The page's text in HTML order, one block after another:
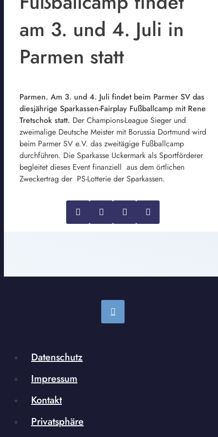
am 3. und 4. Juli in
Parmen statt
Parmen. Am 3. und 4. Juli findet beim Parmer SV das
diesjährige Sparkassen-Fairplay Fußballcamp mit Rene
Tretschok statt. Der Champions-League Sieger und
zweimalige Deutsche Meister mit Borussia Dortmund wird
beim Parmer SV e.V. das zweitägige Fußballcamp
durchführen. Die Sparkasse Uckermark als Sportförderer
begleitet dieses Event finanziell aus dem örtlichen
Zweckertrag der PS-Lotterie der Sparkassen.
Datenschutz
Impressum
Kontakt
Privatsphäre